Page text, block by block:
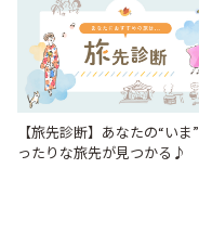
【旅先診断】あなたの“いま
ったりな旅先が見つかる♪